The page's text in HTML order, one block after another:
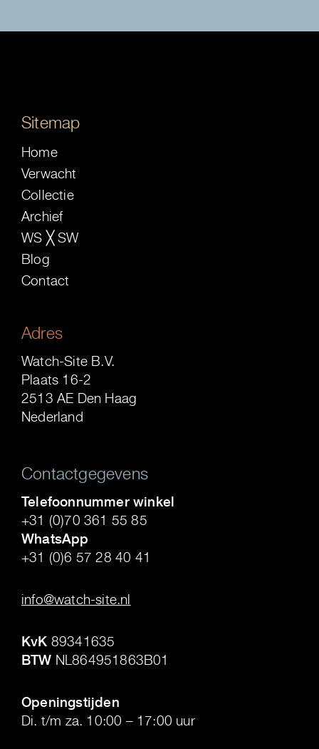
Sitemap
Home
Verwacht
Collectie
Archief
WS ╳ SW
Blog
Contact
Adres
Watch-Site B.V.
Plaats 16-2
2513 AE Den Haag
Nederland
Contactgegevens
Telefoonnummer winkel
+31 (0)70 361 55 85
WhatsApp
+31 (0)6 57 28 40 41
info@watch-site.nl
KvK 89341635
BTW NL864951863B01
Openingstijden
Di. t/m za. 10:00 – 17:00 uur